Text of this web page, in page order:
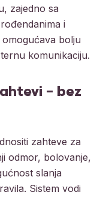
zajedno sa
i
bolju
komunikaciju.
– bez
zahteve za
odmor, bolovanje,
slanja
Sistem vodi